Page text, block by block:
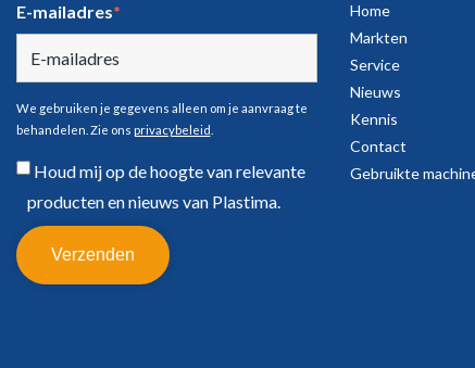
E-mailadres*
We gebruiken je gegevens alleen om je aanvraag te
behandelen. Zie ons privacybeleid
Houd mij op de hoogte van relevante
producten en nieuws van Plastima.
Home
Markten
Service
Nieuws
Kennis
Contact
Gebruikte